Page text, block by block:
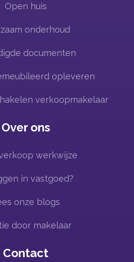
Open huis
onderhoud
documenten
opleveren
verkoopmakelaar
Over ons
werkwijze
in vastgoed?
onze blogs
door makelaar
Contact